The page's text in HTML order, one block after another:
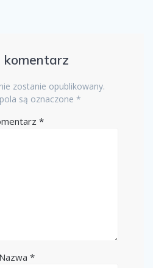
komentarz
zostanie opublikowany.
są oznaczone *
*
Nazwa *